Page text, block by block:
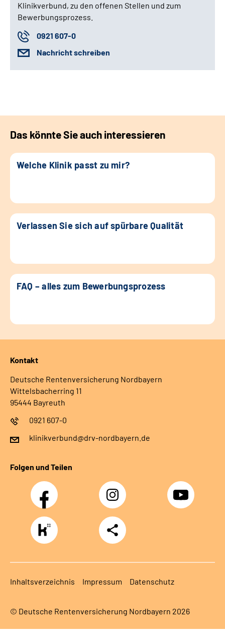
Klinikverbund, zu den offenen Stellen und zum
Bewerbungsprozess.
0921 607-0
Nachricht schreiben
Das könnte Sie auch interessieren
Welche Klinik passt zu mir?
Verlassen Sie sich auf spürbare Qualität
FAQ – alles zum Bewerbungsprozess
Kontakt
Deutsche Rentenversicherung Nordbayern
Wittelsbacherring 11
95444 Bayreuth
0921 607-0
klinikverbund@drv-nordbayern.de
Folgen und Teilen
Facebook Instagram Youtube
https://www.kununu.com/de/deutsche-
rentenversicherung-
nordbayern6
Teilen
Inhaltsverzeichnis Impressum Datenschutz
© Deutsche Rentenversicherung Nordbayern 2026